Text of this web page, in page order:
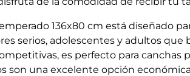
136x80 cm está diseñado
serios, adolescentes y adultos
es perfecto para canchas
son una excelente opción